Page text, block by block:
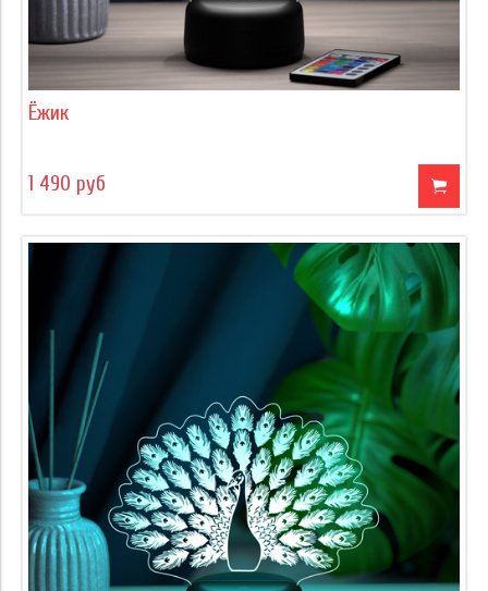
Ёжик
1 490 руб